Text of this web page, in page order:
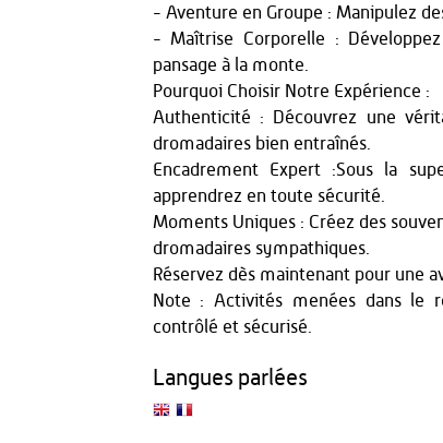
- Aventure en Groupe : Manipulez
- Maîtrise Corporelle :
pansage à la monte.
Pourquoi Choisir Notre Expérience :
Authenticité : Découvrez une
dromadaires bien entraînés.
Encadrement Expert :Sous la
apprendrez en toute sécurité.
Moments Uniques : Créez des
dromadaires sympathiques.
Réservez dès maintenant pour une
Note : Activités menées dans le
contrôlé et sécurisé.
Langues parlées